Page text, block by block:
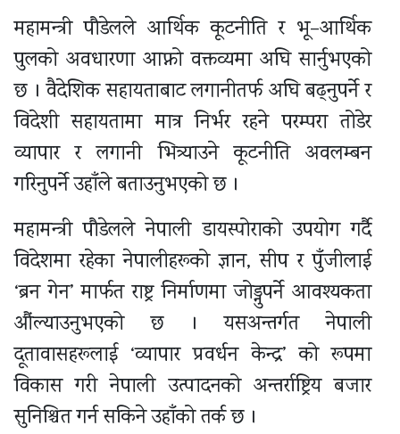
महामन्त्री पौडेलले आर्थिक कूटनीति र भू–आर्थिक
पुलको अवधारणा आफ्नो वक्तव्यमा अघि सार्नुभएको
छ । वैदेशिक सहायताबाट लगानीतर्फ अघि बढ्नुपर्ने र
विदेशी सहायतामा मात्र निर्भर रहने परम्परा तोडेर
व्यापार र लगानी भित्र्याउने कूटनीति अवलम्बन
गरिनुपर्ने उहाँले बताउनुभएको छ ।
महामन्त्री पौडेलले नेपाली डायस्पोराको उपयोग गर्दै
विदेशमा रहेका नेपालीहरूको ज्ञान, सीप र पुँजीलाई
‘ब्रन गेन’ मार्फत राष्ट्र निर्माणमा जोड्नुपर्ने आवश्यकता
औंल्याउनुभएको छ । यसअन्तर्गत नेपाली
दूतावासहरूलाई ‘व्यापार प्रवर्धन केन्द्र’ को रूपमा
विकास गरी नेपाली उत्पादनको अन्तर्राष्ट्रिय बजार
सुनिश्चित गर्न सकिने उहाँको तर्क छ ।